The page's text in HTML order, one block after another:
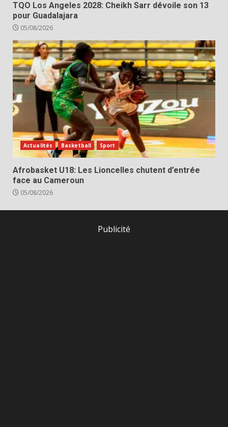
TQO Los Angeles 2028: Cheikh Sarr dévoile son 13
pour Guadalajara
05/08/2026
Actualités Basketball Sport
Afrobasket U18: Les Lioncelles chutent d’entrée
face au Cameroun
05/08/2026
Publicité